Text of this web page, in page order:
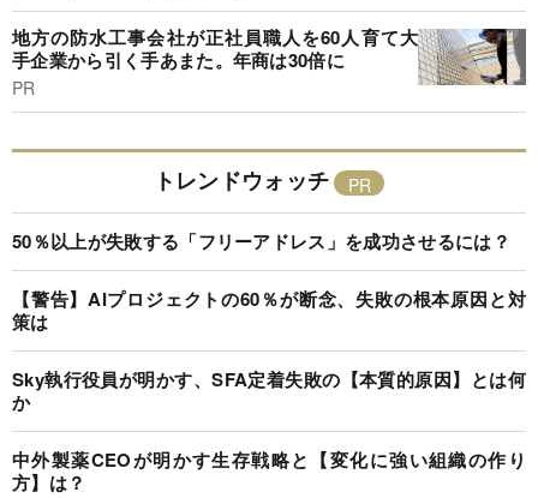
地方の防水工事会社が正社員職人を60人育て大
手企業から引く手あまた。年商は30倍に
PR
トレンドウォッチ
50％以上が失敗する「フリーアドレス」を成功させるには？
【警告】AIプロジェクトの60％が断念、失敗の根本原因と対
策は
Sky執行役員が明かす、SFA定着失敗の【本質的原因】とは何
か
中外製薬CEOが明かす生存戦略と【変化に強い組織の作り
方】は？